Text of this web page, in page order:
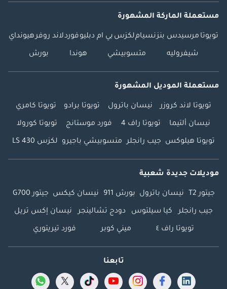
مستعملة الماركة المشهورة
تويوتا مرسيدس بنزنسياملكزس بي ام دبليوفوردلاند روفرهيونداي
شيفروليه متسوبيشي هوندا بورش
مستعملة الموديل المشهورة
تويوتا لاند كروزر نيسان باترول تويوتا برادو تويوتا كامري
نيسان ألتيما تويوتا راف 4 فورد موستانج تويوتا كورولا
تويوتا هيلوكس جيب رانجلر متسوبيشي باجيرو لكزس LS 430
موديلات جديدة شعبية
جيتور T2 نيسان باترول بورش 911 نيسان كيكس جيتور G700
جيب رانجلر كيا سيلتوس دودج تشالينجر نيسان إكس تريل
تويوتا راف ٤ ميني كوبر فورد تيريتوري
تابعنا